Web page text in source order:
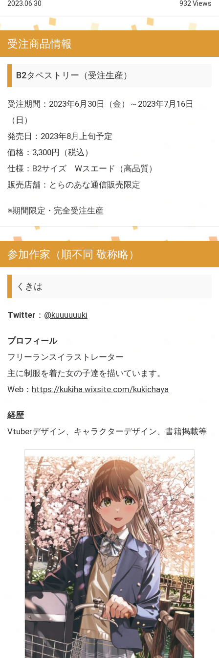
2023.06.30 932 Views
受注商品情報
B2タペストリー（受注生産）
受注期間：2023年6月30日（金）～2023年7月16日
（日）
発売日：2023年8月上旬予定
価格：3,300円（税込）
仕様：B2サイズ Wスエード（高品質）
販売店舗：とらのあな通信販売限定
※期間限定・完全受注生産
参加作家（順不同 敬称略）
くきは
Twitter ： @kuuuuuuki
プロフィール
フリーランスイラストレーター
主に制服を着た女の子達を描いています。
Web： https://kukiha.wixsite.com/kukichaya
経歴
Vtuberデザイン、キャラクターデザイン、書籍掲載等